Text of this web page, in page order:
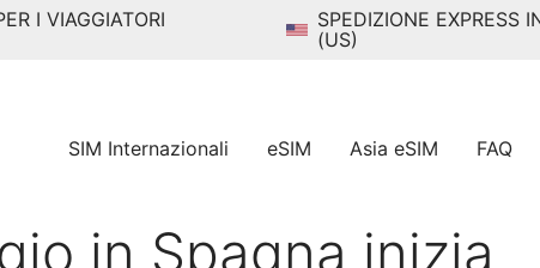
I VIAGGIATORI
SPEDIZIONE EXPRESS
(US)
SIM Internazionali eSIM Asia eSIM FAQ
in Spagna inizia